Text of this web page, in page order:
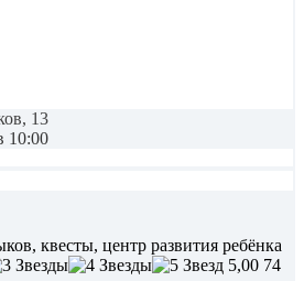
13
10:00
квесты, центр развития ребёнка
5,00 74